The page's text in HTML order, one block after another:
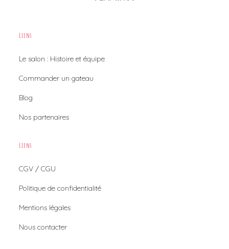
Liens
Le salon : Histoire et équipe
Commander un gateau
Blog
Nos partenaires
Liens
CGV / CGU
Politique de confidentialité
Mentions légales
Nous contacter